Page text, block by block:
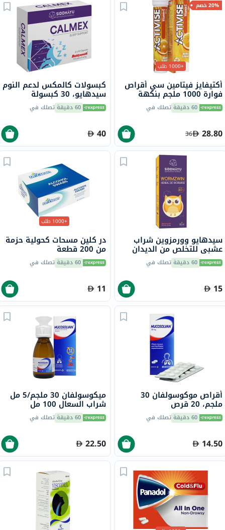
20% خصم
+1000 طلب
أكتيفايز فيتامين سي أقراص
فوارة 1000 ملجم بنكهة
البرتقال حزمة من 20
60 دقيقة تصلك في
28.80
36
كبسولات كالمكس لدعم النوم
سيدهايو، 30 كبسولة
60 دقيقة تصلك في
40
سيدهايو وورمزوين شراب
عشبي للتخلص من الديدان
بنكهة الفاكهة للأطفال 150
مل 60 دقيقة تصلك في
15
+1000 طلب
در كلين مسحات كحولية حزمة
من 200 قطعة
60 دقيقة تصلك في
11
أقراص موكوسولفان 30
ملجم، 20 قرص
60 دقيقة تصلك في
14.50
ميكوسولفان 30 ملجم/5 مل
شراب السعال 100 مل
60 دقيقة تصلك في
22.50